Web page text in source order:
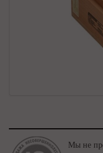
Мы не